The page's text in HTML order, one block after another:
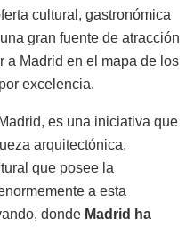
cultural, gastronómica
gran fuente de atracción
a Madrid en el mapa de los
excelencia.
es una iniciativa que
arquitectónica,
que posee la
a esta
donde Madrid ha